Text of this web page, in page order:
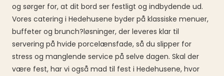
og sørger for, at dit bord ser festligt og indbydende ud.
Vores catering i Hedehusene byder på klassiske menuer,
buffeter og brunch?løsninger, der leveres klar til
servering på hvide porcelænsfade, så du slipper for
stress og manglende service på selve dagen. Skal der
være fest, har vi også mad til fest i Hedehusene, hvor